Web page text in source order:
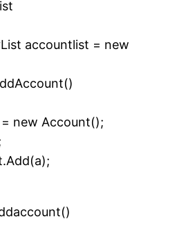
accountlist = new
Account();